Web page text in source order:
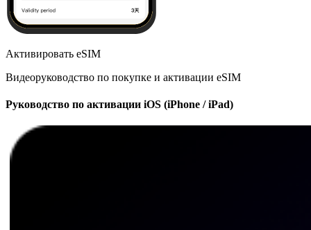
Активировать eSIM
Видеоруководство по покупке и активации eSIM
Руководство по активации iOS (iPhone / iPad)